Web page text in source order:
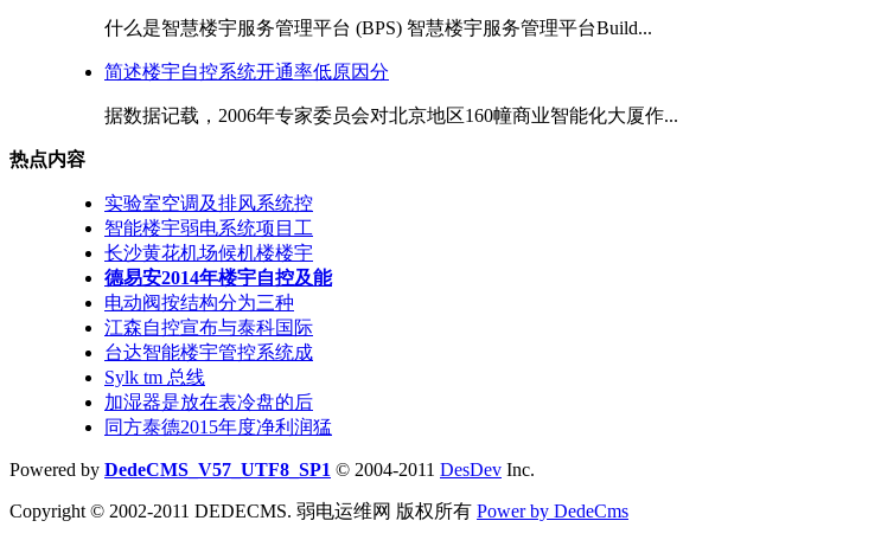
什么是智慧楼宇服务管理平台 (BPS) 智慧楼宇服务管理平台Build...
简述楼宇自控系统开通率低原因分
据数据记载，2006年专家委员会对北京地区160幢商业智能化大厦作...
热点内容
实验室空调及排风系统控
智能楼宇弱电系统项目工
长沙黄花机场候机楼楼宇
德易安2014年楼宇自控及能
电动阀按结构分为三种
江森自控宣布与泰科国际
台达智能楼宇管控系统成
Sylk tm 总线
加湿器是放在表冷盘的后
同方泰德2015年度净利润猛
Powered by DedeCMS_V57_UTF8_SP1 © 2004-2011 DesDev Inc.
Copyright © 2002-2011 DEDECMS. 弱电运维网 版权所有 Power by DedeCms